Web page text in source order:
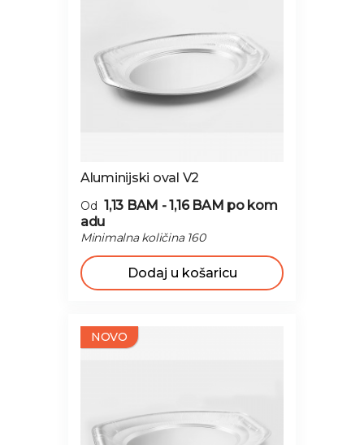
Aluminijski oval V2
Od 1,13 BAM - 1,16 BAM po kom
adu
Minimalna količina 160
Dodaj u košaricu
NOVO